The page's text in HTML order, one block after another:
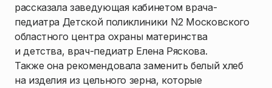
рассказала заведующая кабинетом врача-
педиатра Детской поликлиники N2 Московского
областного центра охраны материнства
и детства, врач-педиатр Елена Ряскова.
Также она рекомендовала заменить белый хлеб
на изделия из цельного зерна, которые